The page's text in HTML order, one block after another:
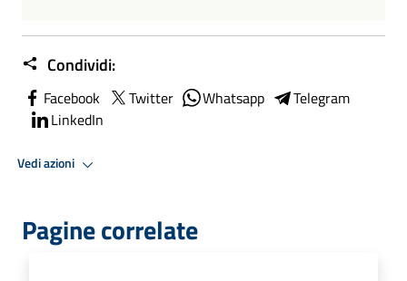
Condividi:
Facebook Twitter Whatsapp
Telegram
LinkedIn
Vedi azioni
Pagine correlate